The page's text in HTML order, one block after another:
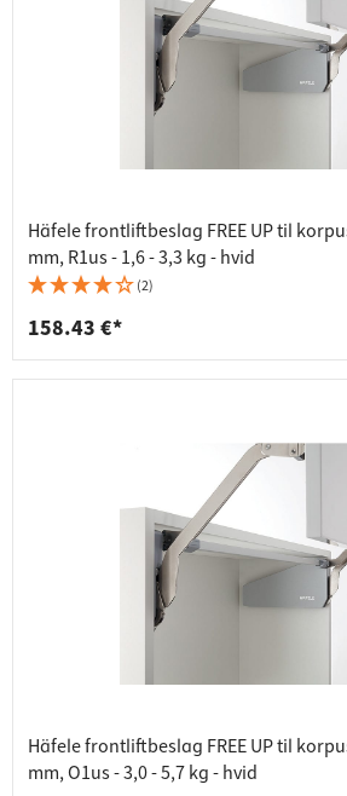
Häfele frontliftbeslag FREE UP til
mm, R1us - 1,6 - 3,3 kg - hvid
(2)
158.43 €*
Häfele frontliftbeslag FREE UP til
mm, O1us - 3,0 - 5,7 kg - hvid